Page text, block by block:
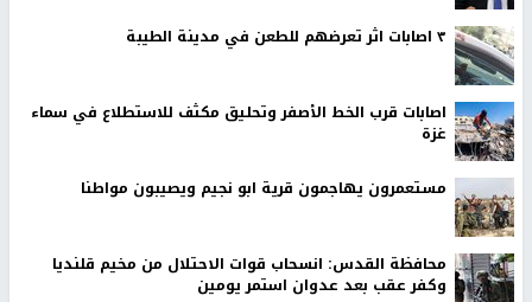
٣ اصابات اثر تعرضهم للطعن في مدينة الطيبة
اصابات قرب الخط الأصفر وتحليق مكثف للاستطلاع في سماء
غزة
مستعمرون يهاجمون قرية ابو نجيم ويصيبون مواطنا
محافظة القدس: انسحاب قوات الاحتلال من مخيم قلنديا
وكفر عقب بعد عدوان استمر يومين